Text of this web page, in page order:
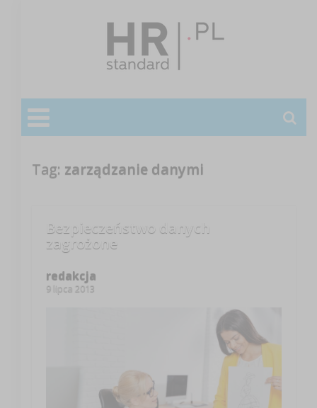
Tag: zarządzanie danymi
Bezpieczeństwo danych
zagrożone
redakcja
9 lipca 2013